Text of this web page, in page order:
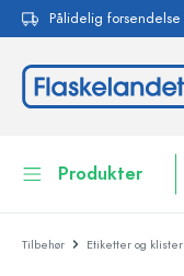
Gå til
Pålidelig forsendelse
Produkter
Flasker
Tilbehør Etiketter og